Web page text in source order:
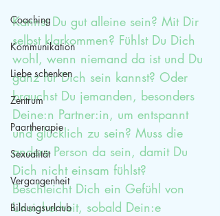
Coaching
Kommunikation
Liebe schenken
Zentrum
Paartherapie
Sexualität
Vergangenheit
Bildungsurlaub
Kannst Du gut alleine sein? Mit Dir
selbst klarkommen? Fühlst Du Dich
wohl, wenn niemand da ist und Du
ganz für Dich sein kannst? Oder
brauchst Du jemanden, besonders
Deine:n Partner:in, um entspannt
und glücklich zu sein? Muss die
andere Person da sein, damit Du
Dich nicht einsam fühlst?
Beschleicht Dich ein Gefühl von
Unsicherheit, sobald Dein:e